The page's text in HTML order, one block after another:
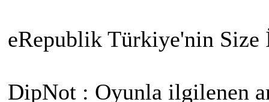
eRepublik Türkiye'nin Size
DipNot : Oyunla ilgilenen